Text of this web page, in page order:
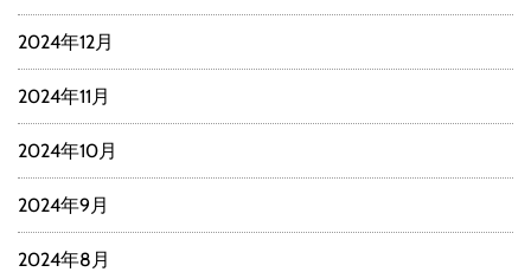
2024年12月
2024年11月
2024年10月
2024年9月
2024年8月